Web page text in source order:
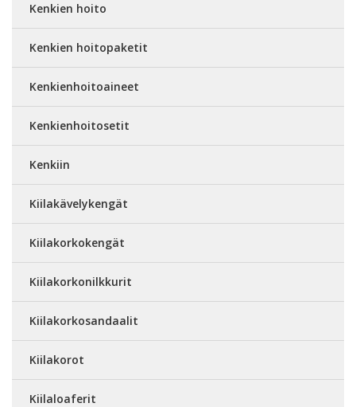
Kenkien hoito
Kenkien hoitopaketit
Kenkienhoitoaineet
Kenkienhoitosetit
Kenkiin
Kiilakävelykengät
Kiilakorkokengät
Kiilakorkonilkkurit
Kiilakorkosandaalit
Kiilakorot
Kiilaloaferit